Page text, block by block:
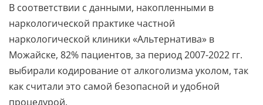
В соответствии с данными, накопленными в
наркологической практике частной
наркологической клиники «Альтернатива» в
Можайске, 82% пациентов, за период 2007-2022 гг.
выбирали кодирование от алкоголизма уколом, так
как считали это самой безопасной и удобной
процедурой.